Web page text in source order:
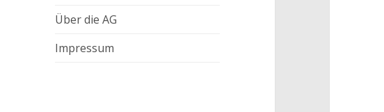
Über die AG
Impressum